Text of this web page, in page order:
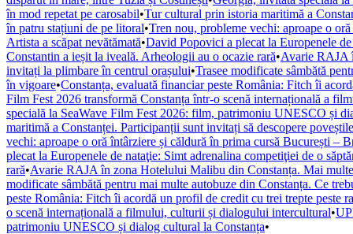
în mod repetat pe carosabil•Tur cultural prin istoria maritimă a
în patru stațiuni de pe litoral•Tren nou, probleme vechi: aproape o
Artista a scăpat nevătămată•David Popovici a plecat la Europenele
Constantin a ieșit la iveală. Arheologii au o ocazie rară•Avarie RAJA
invitați la plimbare în centrul orașului•Trasee modificate sâmbătă
în vigoare•Constanța, evaluată financiar peste România: Fitch îi
Film Fest 2026 transformă Constanța într-o scenă internațională a
specială la SeaWave Film Fest 2026: film, patrimoniu UNESCO și
maritimă a Constanței. Participanții sunt invitați să descopere
vechi: aproape o oră întârziere și căldură în prima cursă București –
plecat la Europenele de nataţie: Simt adrenalina competiţiei de o
rară•Avarie RAJA în zona Hotelului Malibu din Constanța. Mai
modificate sâmbătă pentru mai multe autobuze din Constanța. Ce
peste România: Fitch îi acordă un profil de credit cu trei trepte
o scenă internațională a filmului, culturii și dialogului intercultural•
patrimoniu UNESCO și dialog cultural la Constanța•